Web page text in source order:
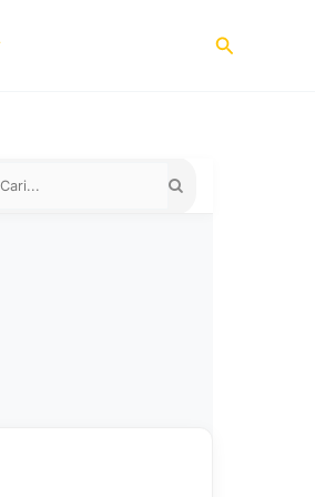
Search
yang Menerima Sertifikat TOEFL ITP